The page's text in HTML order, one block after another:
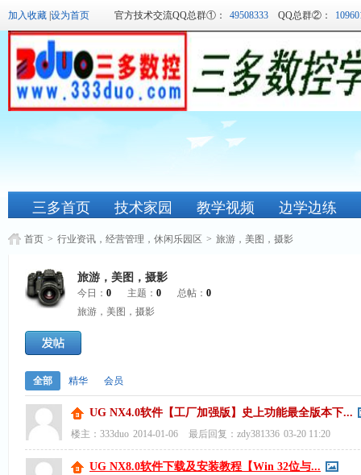
加入收藏 设为首页 官方技术交流QQ总群①： 49508333 QQ总群②：
三多首页 技术家园 教学视频 边学边练
首页 > 行业资讯，经营管理，休闲乐园区 > 旅游，美图，摄影
旅游，美图，摄影
今日： 0 主题： 0 总帖： 0
旅游，美图，摄影
全部 精华 会员
UG NX4.0软件【工厂加强版】史上功能最全版本下...
楼主： 333duo 2014-01-06 最后回复： zdy381336 03-20 11:20
UG NX8.0软件下载及安装教程【Win 32位与...